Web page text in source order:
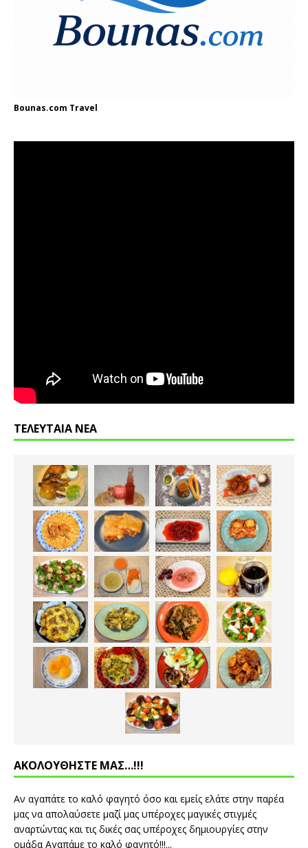
Bounas.com Travel
ΤΕΛΕΥΤΑΙΑ ΝΕΑ
ΑΚΟΛΟΥΘΗΣΤΕ ΜΑΣ…!!!
Αν αγαπάτε το καλό φαγητό όσο και εμείς ελάτε στην παρέα
μας να απολαύσετε μαζί μας υπέροχες μαγικές στιγμές
αναρτώντας και τις δικές σας υπέροχες δημιουργίες στην
ομάδα Αγαπάμε το καλό φαγητό!!!...